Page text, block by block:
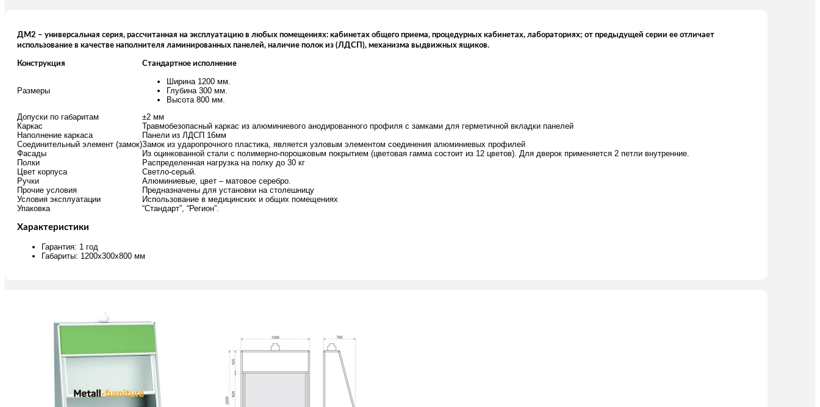
ДМ2 – универсальная серия, рассчитанная на эксплуатацию в любых помещениях: кабинетах общего приема, процедурных кабинетах, лабораториях; от предыдущей серии ее отличает
использование в качестве наполнителя ламинированных панелей, наличие полок из (ЛДСП), механизма выдвижных ящиков.
Конструкция Стандартное исполнение
Размеры
Ширина 1200 мм.
Глубина 300 мм.
Высота 800 мм.
Допуски по габаритам
±2 мм
Каркас
Травмобезопасный каркас из алюминиевого анодированного профиля с замками для герметичной вкладки панелей
Наполнение каркаса
Панели из ЛДСП 16мм
Соединительный элемент (замок)Замок из ударопрочного пластика, является узловым элементом соединения алюминиевых профилей
Фасады
Из оцинкованной стали с полимерно-порошковым покрытием (цветовая гамма состоит из 12 цветов). Для дверок применяется 2 петли внутренние.
Полки
Распределенная нагрузка на полку до 30 кг
Цвет корпуса
Светло-серый.
Ручки
Алюминиевые, цвет – матовое серебро.
Прочие условия
Предназначены для установки на столешницу
Условия эксплуатации
Использование в медицинских и общих помещениях
Упаковка
“Стандарт”, “Регион”.
Характеристики
Гарантия: 1 год
Габариты: 1200x300x800 мм